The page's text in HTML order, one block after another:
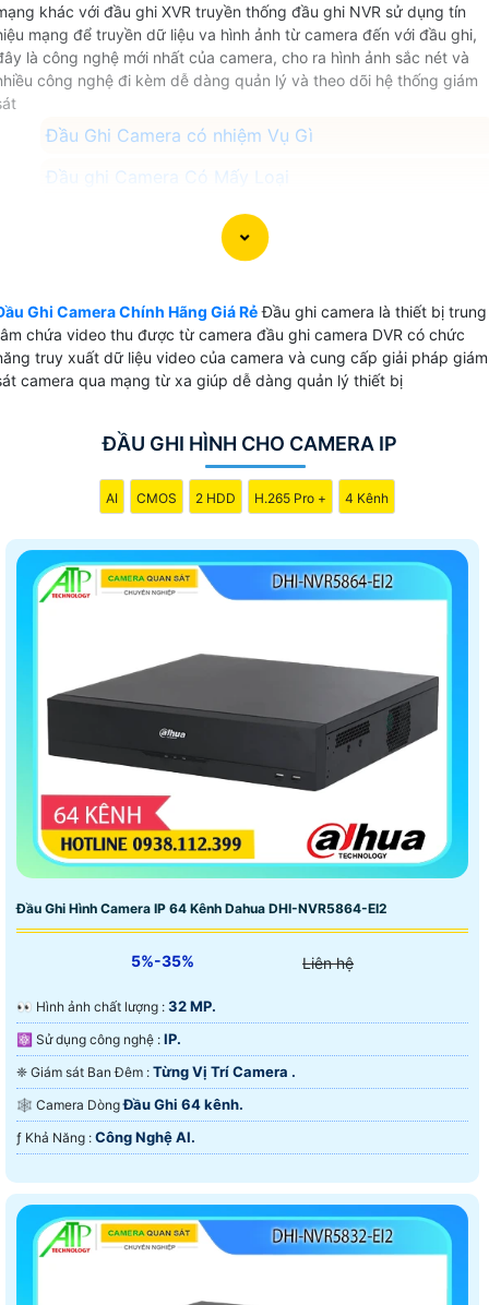
khác với đầu ghi XVR truyền thống đầu ghi NVR sử dụng tín
mạng để truyền dữ liệu va hình ảnh từ camera đến với đầu ghi,
là công nghệ mới nhất của camera, cho ra hình ảnh sắc nét và
công nghệ đi kèm dễ dàng quản lý và theo dõi hệ thống giám
Đầu Ghi Camera có nhiệm Vụ Gì
Đầu ghi Camera Có Mấy Loại
Cách Chọn Đầu Ghi Camera Tốt
Dùng Đầu Ghi Hãng Nào Tốt
Đầu Ghi Camera Giá Rẻ Nhất
Ghi Camera Chính Hãng Giá RẻĐầu ghi camera là thiết bị trung
chứa video thu được từ camera đầu ghi camera DVR có chức
truy xuất dữ liệu video của camera và cung cấp giải pháp giám
camera qua mạng từ xa giúp dễ dàng quản lý thiết bị
ĐẦU GHI HÌNH CHO CAMERA IP
AI CMOS 2 HDD H.265 Pro + 4 Kênh
Đầu Ghi Hình Camera IP 64 Kênh Dahua DHI-NVR5864-EI2
5%-35% Liên hệ
️👀 Hình ảnh chất lượng : 32 MP.
⚛️ Sử dụng công nghệ : IP.
❈ Giám sát Ban Đêm : Từng Vị Trí Camera .
🕸️ Camera DòngĐầu Ghi 64 kênh.
️ƒ Khả Năng : Công Nghệ AI.